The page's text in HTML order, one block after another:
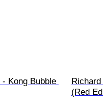
Kong Bubble
(Red